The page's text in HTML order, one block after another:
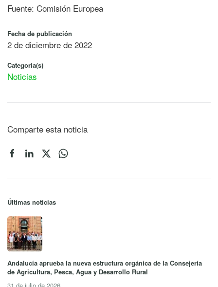
Fuente: Comisión Europea
Fecha de publicación
2 de diciembre de 2022
Categoría(s)
Noticias
Comparte esta noticia
Últimas noticias
Andalucía aprueba la nueva estructura orgánica de la Consejería
de Agricultura, Pesca, Agua y Desarrollo Rural